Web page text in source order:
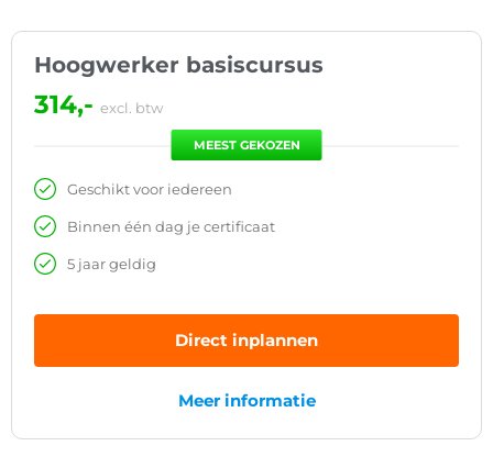
Hoogwerker basiscursus
314,- excl. btw
MEEST GEKOZEN
Geschikt voor iedereen
Binnen één dag je certificaat
5 jaar geldig
Direct inplannen
Meer informatie